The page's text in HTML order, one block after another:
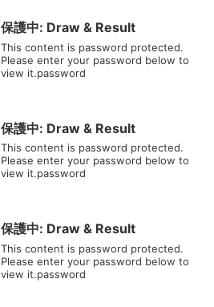
保護中: Draw & Result
This content is password protected.
Please enter your password below to
view it.password
保護中: Draw & Result
This content is password protected.
Please enter your password below to
view it.password
保護中: Draw & Result
This content is password protected.
Please enter your password below to
view it.password